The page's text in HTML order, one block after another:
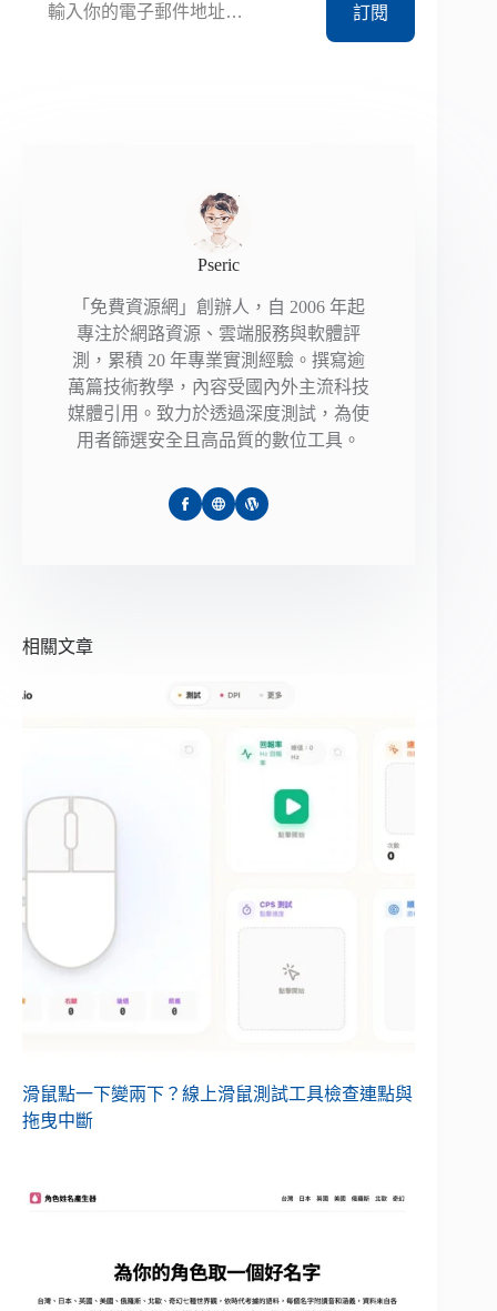
訂閱
Pseric
「免費資源網」創辦人，自 2006 年起
專注於網路資源、雲端服務與軟體評
測，累積 20 年專業實測經驗。撰寫逾
萬篇技術教學，內容受國內外主流科技
媒體引用。致力於透過深度測試，為使
用者篩選安全且高品質的數位工具。
相關文章
滑鼠點一下變兩下？線上滑鼠測試工具檢查連點與
拖曳中斷